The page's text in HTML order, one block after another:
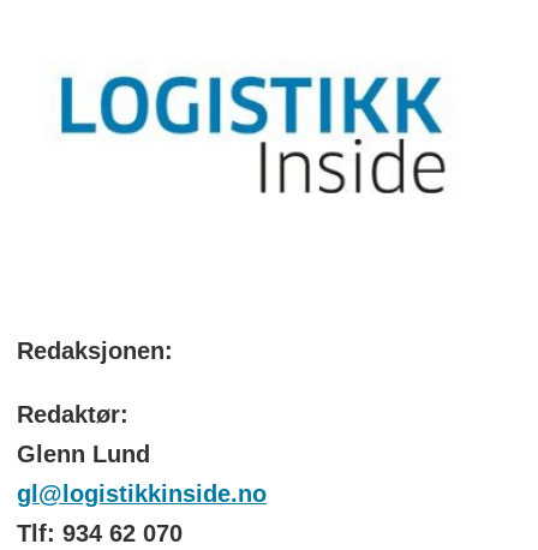
Redaksjonen:
Redaktør:
Glenn Lund
gl@logistikkinside.no
Tlf: 934 62 070